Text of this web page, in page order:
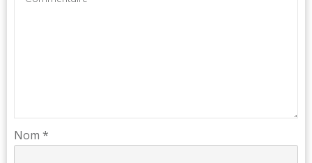
Nom *